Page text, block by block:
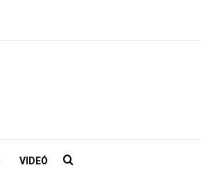
VIDEÓ Keresés: